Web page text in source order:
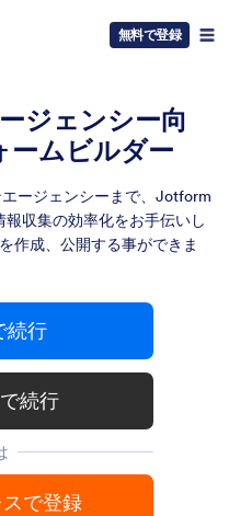
無料で登録
ジェンシー向
ームビルダー
ージェンシーまで、Jotform
収集の効率化をお手伝いし
作成、公開する事ができま
続行
続行
で登録